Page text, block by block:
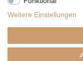
Weitere Einstellungen